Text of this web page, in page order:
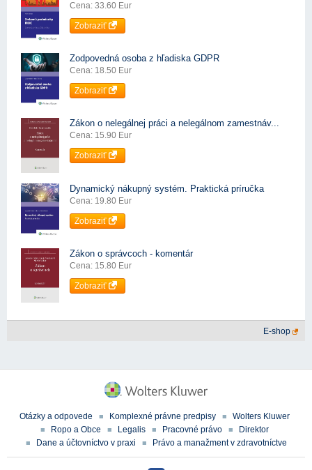
Cena: 33.60 Eur
Zobraziť
Zodpovedná osoba z hľadiska GDPR
Cena: 18.50 Eur
Zobraziť
Zákon o nelegálnej práci a nelegálnom zamestnáv...
Cena: 15.90 Eur
Zobraziť
Dynamický nákupný systém. Praktická príručka
Cena: 19.80 Eur
Zobraziť
Zákon o správcoch - komentár
Cena: 15.80 Eur
Zobraziť
E-shop
Otázky a odpovede Komplexné právne predpisy
Wolters Kluwer
Ropo a Obce
Legalis Pracovné právo
Direktor
Dane a účtovníctvo v praxi
Právo a manažment v zdravotníctve